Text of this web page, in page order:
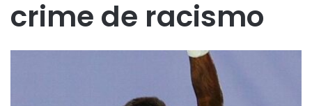
crime de racismo